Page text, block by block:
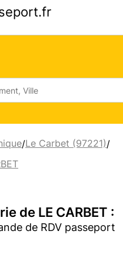
/Le Carbet (97221)/
de LE CARBET :
de RDV passeport